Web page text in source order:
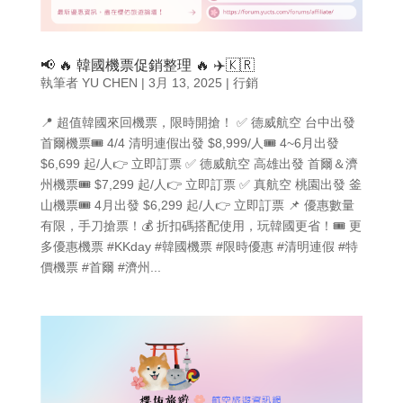
📢 🔥 韓國機票促銷整理 🔥 ✈️🇰🇷
執筆者 YU CHEN | 3月 13, 2025 | 行銷
📍 超值韓國來回機票，限時開搶！ ✅ 德威航空 台中出發
首爾機票🎟 4/4 清明連假出發 $8,999/人🎟 4~6月出發
$6,699 起/人👉 立即訂票 ✅ 德威航空 高雄出發 首爾＆濟
州機票🎟 $7,299 起/人👉 立即訂票 ✅ 真航空 桃園出發 釜
山機票🎟 4月出發 $6,299 起/人👉 立即訂票 📌 優惠數量
有限，手刀搶票！💰 折扣碼搭配使用，玩韓國更省！🎟 更
多優惠機票 #KKday #韓國機票 #限時優惠 #清明連假 #特
價機票 #首爾 #濟州...